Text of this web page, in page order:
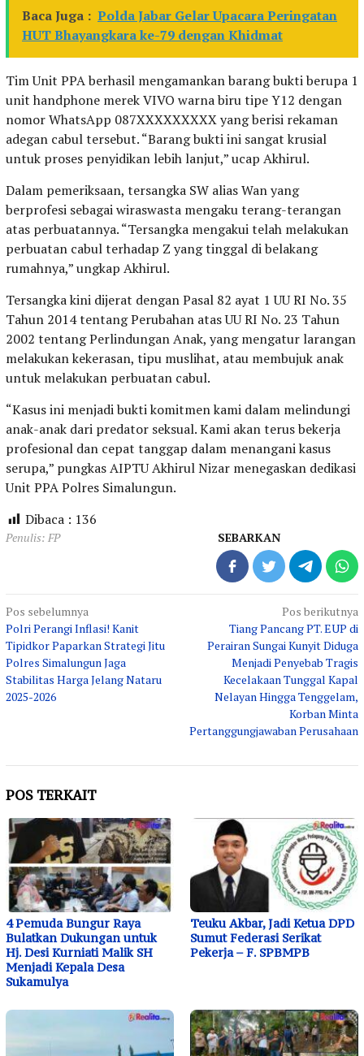
Baca Juga : Polda Jabar Gelar Upacara Peringatan
HUT Bhayangkara ke-79 dengan Khidmat
Tim Unit PPA berhasil mengamankan barang bukti berupa 1
unit handphone merek VIVO warna biru tipe Y12 dengan
nomor WhatsApp 087XXXXXXXXX yang berisi rekaman
adegan cabul tersebut. “Barang bukti ini sangat krusial
untuk proses penyidikan lebih lanjut,” ucap Akhirul.
Dalam pemeriksaan, tersangka SW alias Wan yang
berprofesi sebagai wiraswasta mengaku terang-terangan
atas perbuatannya. “Tersangka mengakui telah melakukan
perbuatan cabul terhadap Z yang tinggal di belakang
rumahnya,” ungkap Akhirul.
Tersangka kini dijerat dengan Pasal 82 ayat 1 UU RI No. 35
Tahun 2014 tentang Perubahan atas UU RI No. 23 Tahun
2002 tentang Perlindungan Anak, yang mengatur larangan
melakukan kekerasan, tipu muslihat, atau membujuk anak
untuk melakukan perbuatan cabul.
“Kasus ini menjadi bukti komitmen kami dalam melindungi
anak-anak dari predator seksual. Kami akan terus bekerja
profesional dan cepat tanggap dalam menangani kasus
serupa,” pungkas AIPTU Akhirul Nizar menegaskan dedikasi
Unit PPA Polres Simalungun.
Dibaca : 136
Penulis: FP SEBARKAN
Navigasi
pos
Pos sebelumnya
Polri Perangi Inflasi! Kanit
Tipidkor Paparkan Strategi Jitu
Polres Simalungun Jaga
Stabilitas Harga Jelang Nataru
2025-2026
Pos berikutnya
Tiang Pancang PT. EUP di
Perairan Sungai Kunyit Diduga
Menjadi Penyebab Tragis
Kecelakaan Tunggal Kapal
Nelayan Hingga Tenggelam,
Korban Minta
Pertanggungjawaban Perusahaan
POS TERKAIT
4 Pemuda Bungur Raya
Bulatkan Dukungan untuk
Hj. Desi Kurniati Malik SH
Menjadi Kepala Desa
Sukamulya
Teuku Akbar, Jadi Ketua DPD
Sumut Federasi Serikat
Pekerja – F. SPBMPB